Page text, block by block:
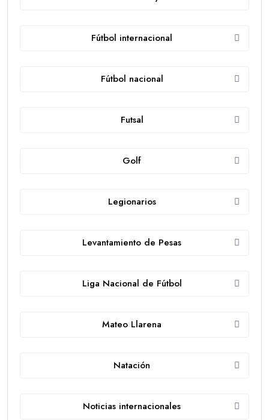
Fútbol internacional
Fútbol nacional
Futsal
Golf
Legionarios
Levantamiento de Pesas
Liga Nacional de Fútbol
Mateo Llarena
Natación
Noticias internacionales